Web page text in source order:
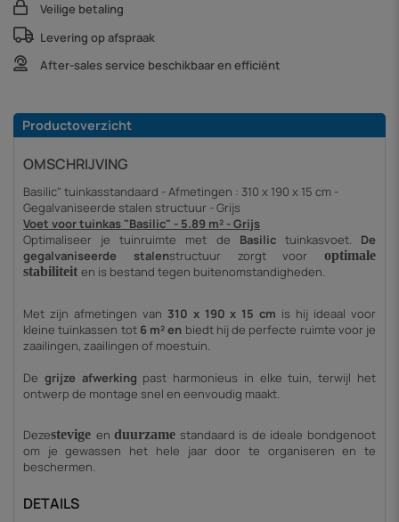
Veilige betaling
Levering op afspraak
After-sales service beschikbaar en efficiënt
Productoverzicht
OMSCHRIJVING
Basilic" tuinkasstandaard - Afmetingen : 310 x 190 x 15 cm -
Gegalvaniseerde stalen structuur - Grijs
Voet voor tuinkas "Basilic" - 5.89 m² - Grijs
Optimaliseer je tuinruimte met de Basilictuinkasvoet. De
gegalvaniseerde stalenstructuur zorgt voor optimale
stabiliteit en is bestand tegen buitenomstandigheden.
Met zijn afmetingen van 310 x 190 x 15 cm is hij ideaal voor
kleine tuinkassen tot 6 m² en biedt hij de perfecte ruimte voor je
zaailingen, zaailingen of moestuin.
De grijze afwerking past harmonieus in elke tuin, terwijl het
ontwerp de montage snel en eenvoudig maakt.
Dezestevige enduurzame standaard is de ideale bondgenoot
om je gewassen het hele jaar door te organiseren en te
beschermen.
DETAILS